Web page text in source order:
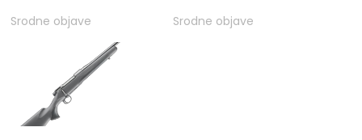
Srodne objave
Srodne objave